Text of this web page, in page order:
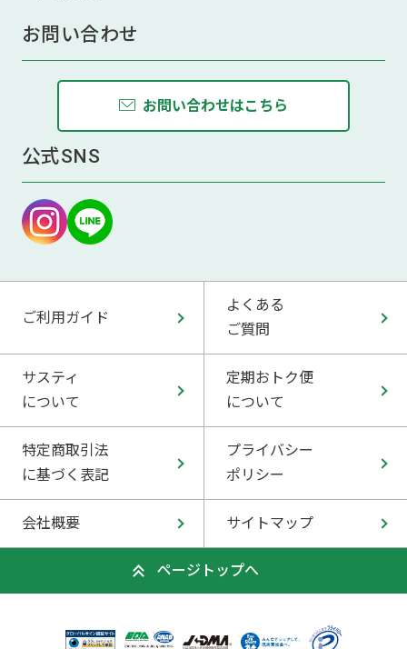
お問い合わせ
お問い合わせはこちら
公式SNS
ご利用ガイド
よくある
ご質問
サスティ
について
定期おトク便
について
特定商取引法
に基づく表記
プライバシー
ポリシー
会社概要 サイトマップ
ページトップへ